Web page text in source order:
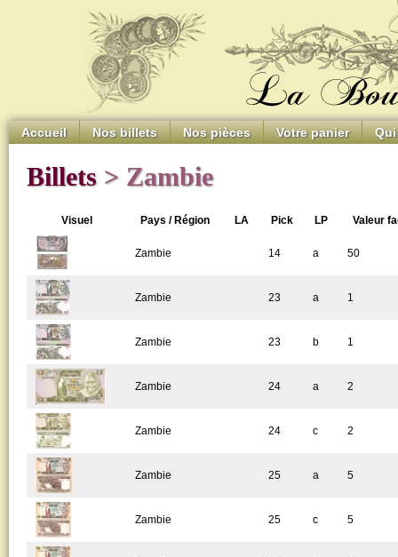
Accueil Nos billets Nos pièces Votre panier
Billets > Zambie
Visuel Pays / Région LA Pick LP Valeur
Zambie 14 a 50
Zambie 23 a 1
Zambie 23 b 1
Zambie 24 a 2
Zambie 24 c 2
Zambie 25 a 5
Zambie 25 c 5